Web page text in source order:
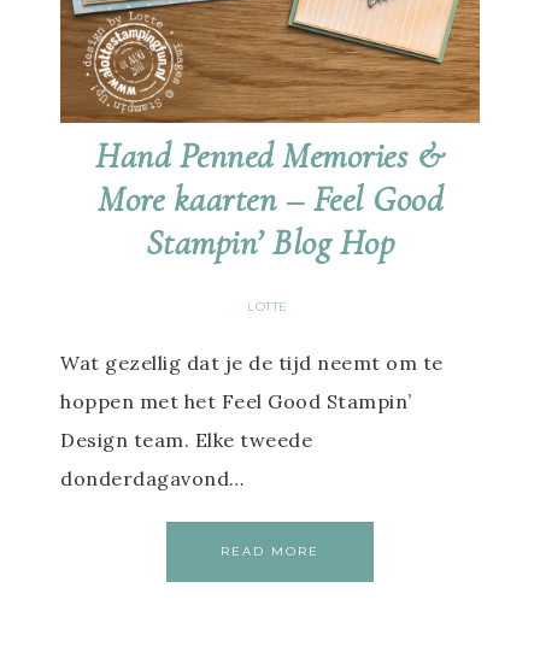
Hand Penned Memories &
More kaarten – Feel Good
Stampin’ Blog Hop
LOTTE
Wat gezellig dat je de tijd neemt om te
hoppen met het Feel Good Stampin’
Design team. Elke tweede
donderdagavond…
READ MORE